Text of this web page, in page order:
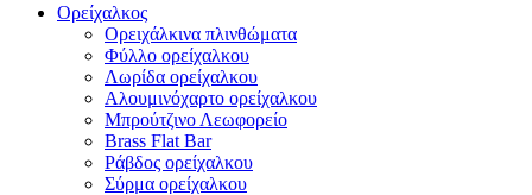
Ορείχαλκος
Ορειχάλκινα πλινθώματα
Φύλλο ορείχαλκου
Λωρίδα ορείχαλκου
Αλουμινόχαρτο ορείχαλκου
Μπρούτζινο Λεωφορείο
Brass Flat Bar
Ράβδος ορείχαλκου
Σύρμα ορείχαλκου